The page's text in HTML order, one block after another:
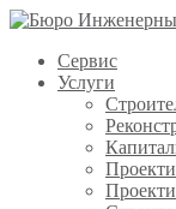
Сервис
Услуги